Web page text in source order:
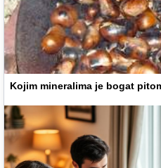
Kojim mineralima je bogat